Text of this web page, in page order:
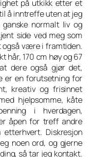
på utkikk etter et
å inntreffe uten at jeg
normalt liv og
side ved meg som
også være i framtiden.
hår, 170 cm høy og 67
dere også gjør det,
er en forutsetning for
kreativ og frisinnet
hjelpsomme, kåte
i hverdagen,
åpen for treff andre
Diskresjon
noen ord, og gjerne
så tar jeg kontakt.